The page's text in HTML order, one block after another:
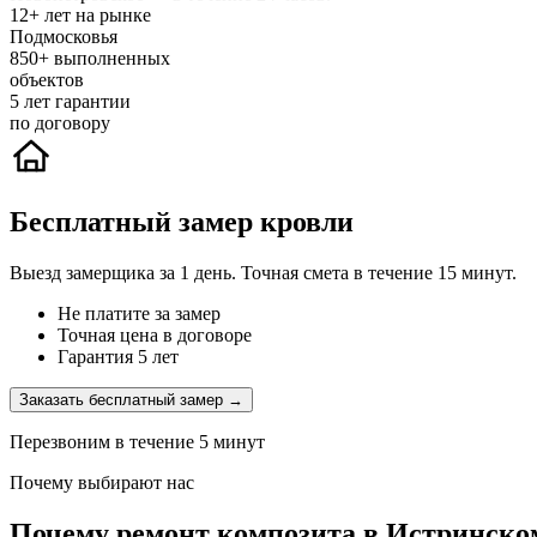
12+ лет на рынке
Подмосковья
850+ выполненных
объектов
5 лет гарантии
по договору
Бесплатный замер кровли
Выезд замерщика за 1 день. Точная смета в течение 15 минут.
Не платите за замер
Точная цена в договоре
Гарантия 5 лет
Заказать бесплатный замер →
Перезвоним в течение 5 минут
Почему выбирают нас